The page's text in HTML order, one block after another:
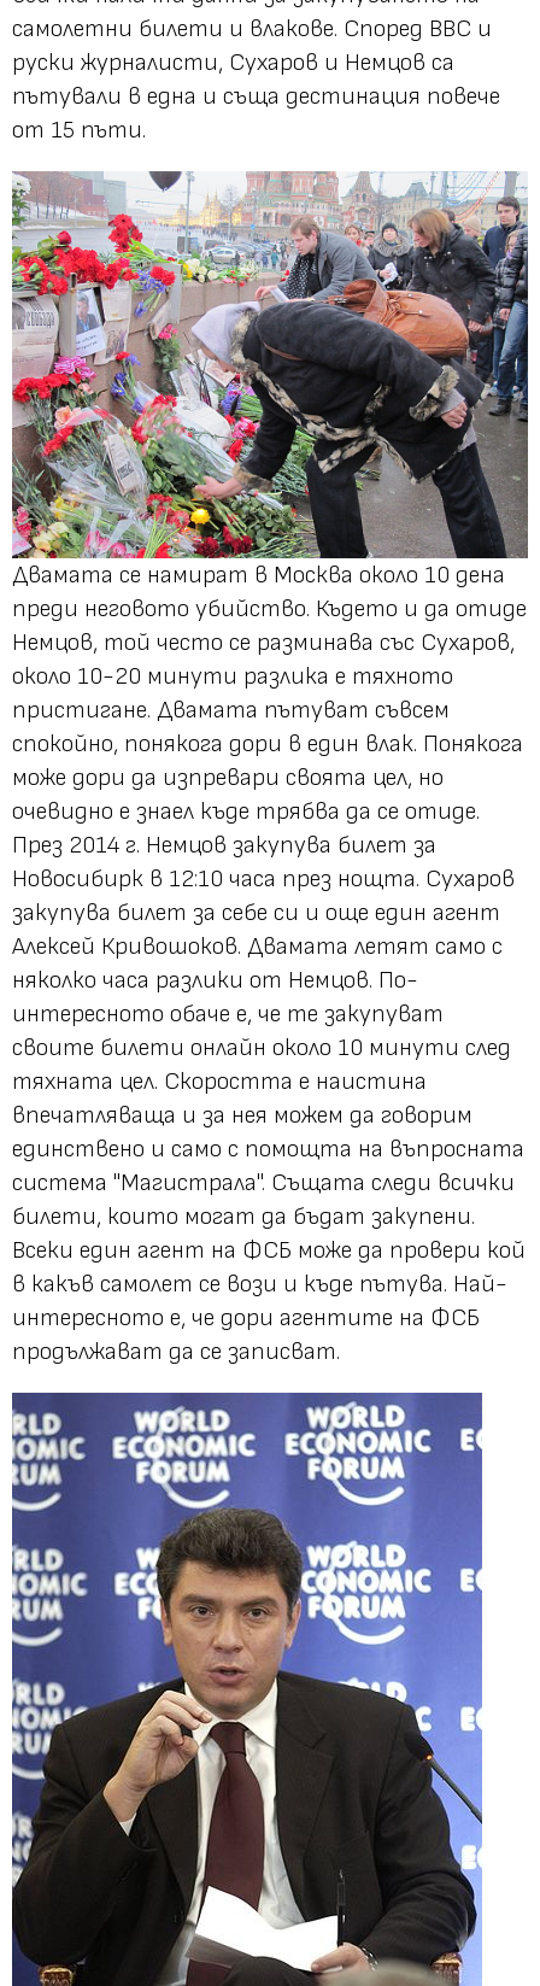
самолетни билети и влакове. Според BBC и
руски журналисти, Сухаров и Немцов са
пътували в една и съща дестинация повече
от 15 пъти.
Двамата се намират в Москва около 10 дена
преди неговото убийство. Където и да отиде
Немцов, той често се разминава със Сухаров,
около 10-20 минути разлика е тяхното
пристигане. Двамата пътуват съвсем
спокойно, понякога дори в един влак. Понякога
може дори да изпревари своята цел, но
очевидно е знаел къде трябва да се отиде.
През 2014 г. Немцов закупува билет за
Новосибирк в 12:10 часа през нощта. Сухаров
закупува билет за себе си и още един агент
Алексей Кривошоков. Двамата летят само с
няколко часа разлики от Немцов. По-
интересното обаче е, че те закупуват
своите билети онлайн около 10 минути след
тяхната цел. Скоростта е наистина
впечатляваща и за нея можем да говорим
единствено и само с помощта на въпросната
система "Магистрала". Същата следи всички
билети, които могат да бъдат закупени.
Всеки един агент на ФСБ може да провери кой
в какъв самолет се вози и къде пътува. Най-
интересното е, че дори агентите на ФСБ
продължават да се записват.